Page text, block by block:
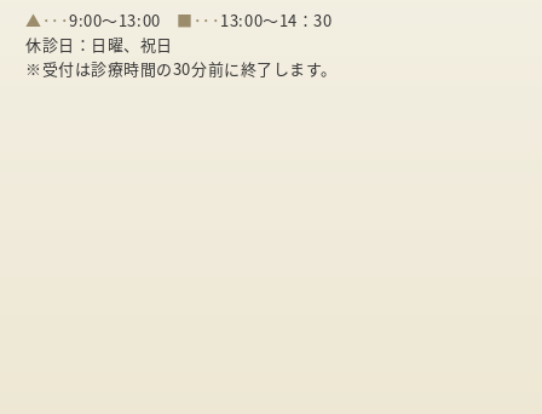
▲･･･9:00～13:00 ■･･･ 13:00～14：30
休診日：日曜、祝日
※受付は診療時間の30分前に終了します。